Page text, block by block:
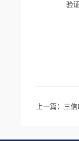
验
上一篇： 三